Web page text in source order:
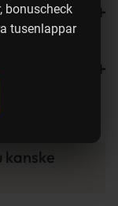
bonuscheck
tusenlappar